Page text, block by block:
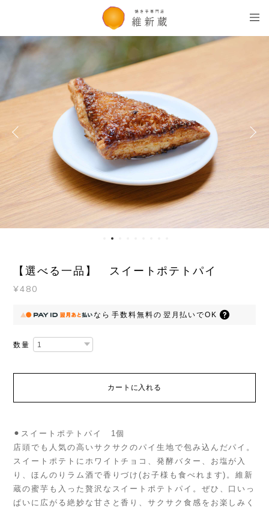
【選べる一品】 スイートポテトパイ
¥480
なら 手数料無料の 翌月払いでOK
数量
カートに入れる
⚫︎スイートポテトパイ 1個
店頭でも人気の高いサクサクのパイ生地で包み込んだパイ。
スイートポテトにホワイトチョコ、発酵バター、お塩が入
り、ほんのりラム酒で香りづけ(お子様も食べれます)。維新
蔵の蜜芋も入った贅沢なスイートポテトパイ。ぜひ、口いっ
ぱいに広がる絶妙な甘さと香り、サクサク食感をお楽しみく